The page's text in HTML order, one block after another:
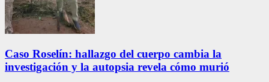
Caso Roselín: hallazgo del cuerpo cambia la
investigación y la autopsia revela cómo murió